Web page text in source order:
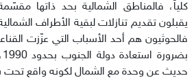
كلياً، فالمناطق الشمالية بحد ذاتها
يقبلون تقديم تنازلات لبقية الأطراف
فالحوثيون هم أحد الأسباب التي عزّزت
بضرورة استعادة دولة الجنوب بحدود 1990، إذ
حديث عن وحدة مع الشمال لكونه واقع تحت